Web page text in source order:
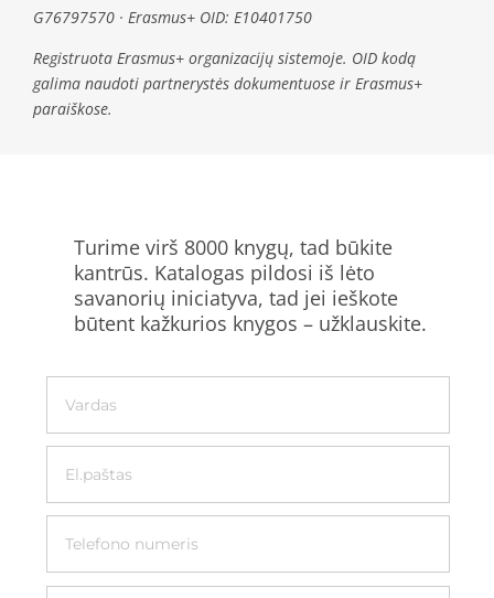
G76797570 · Erasmus+ OID: E10401750
Registruota Erasmus+ organizacijų sistemoje. OID kodą
galima naudoti partnerystės dokumentuose ir Erasmus+
paraiškose.
Turime virš 8000 knygų, tad būkite
kantrūs. Katalogas pildosi iš lėto
savanorių iniciatyva, tad jei ieškote
būtent kažkurios knygos – užklauskite.